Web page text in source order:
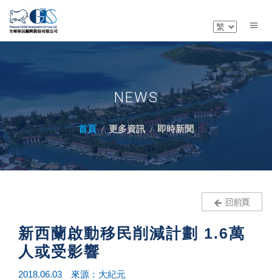
NEWS
首頁 更多資訊 即時新聞
新西蘭啟動移民削減計劃 1.6萬
人或受影響
2018.06.03 來源：大紀元